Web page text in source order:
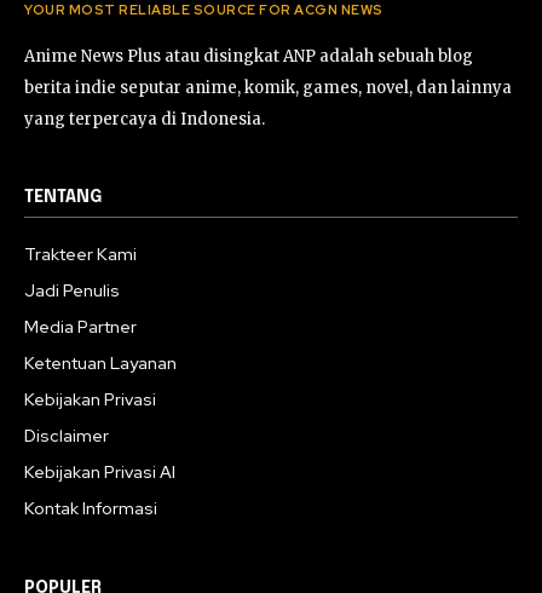
YOUR MOST RELIABLE SOURCE FOR ACGN NEWS
Anime News Plus atau disingkat ANP adalah sebuah blog
berita indie seputar anime, komik, games, novel, dan lainnya
yang terpercaya di Indonesia.
TENTANG
Trakteer Kami
Jadi Penulis
Media Partner
Ketentuan Layanan
Kebijakan Privasi
Disclaimer
Kebijakan Privasi AI
Kontak Informasi
POPULER